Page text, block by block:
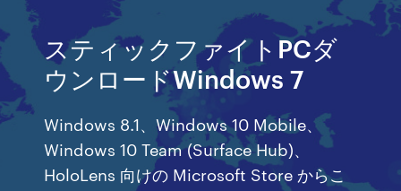
スティックファイトPCダ
ウンロードWindows 7
Windows 8.1、Windows 10 Mobile、
Windows 10 Team (Surface Hub)、
HoloLens 向けの Microsoft Store からこ